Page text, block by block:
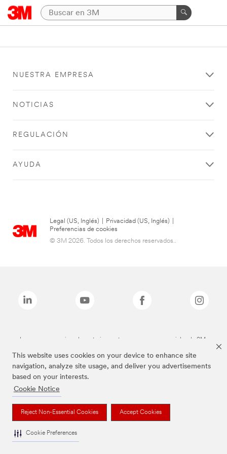
This website uses cookies on your device to enhance site
navigation, analyze site usage, and deliver you advertisements
based on your interests.
Cookie Notice
Reject Non-Essential Cookies Accept Cookies
Cookie Preferences
NUESTRA EMPRESA
NOTICIAS
REGULACIÓN
AYUDA
Legal (US, Inglés) Privacidad (US, Inglés)
Preferencias de cookies
© 3M 2026. Todos los derechos reservados..
Las marcas mencionadas anteriormente son marcas comerciales de 3M.